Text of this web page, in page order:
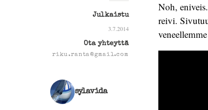
Julkaistu
3.7.2014
Noh,
reivi.
Ota yhteyttä
riku.ranta@gmail.com
sylavida